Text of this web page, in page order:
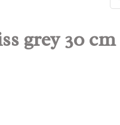
grey 30 cm